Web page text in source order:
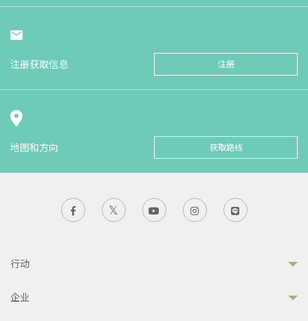
注册获取信息 注册
地图和方向 获取路线
行动
企业